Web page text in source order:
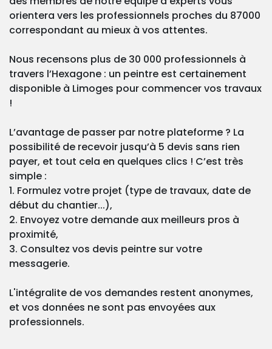
orientera vers les professionnels proches du 87000
correspondant au mieux à vos attentes.
Nous recensons plus de 30 000 professionnels à
travers l’Hexagone : un peintre est certainement
disponible à Limoges pour commencer vos travaux
!
L’avantage de passer par notre plateforme ? La
possibilité de recevoir jusqu’à 5 devis sans rien
payer, et tout cela en quelques clics ! C’est très
simple :
1. Formulez votre projet (type de travaux, date de
début du chantier...),
2. Envoyez votre demande aux meilleurs pros à
proximité,
3. Consultez vos devis peintre sur votre
messagerie.
L'intégralite de vos demandes restent anonymes,
et vos données ne sont pas envoyées aux
professionnels.